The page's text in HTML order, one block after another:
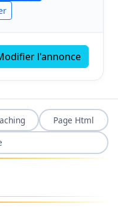
l'annonce
Page Html